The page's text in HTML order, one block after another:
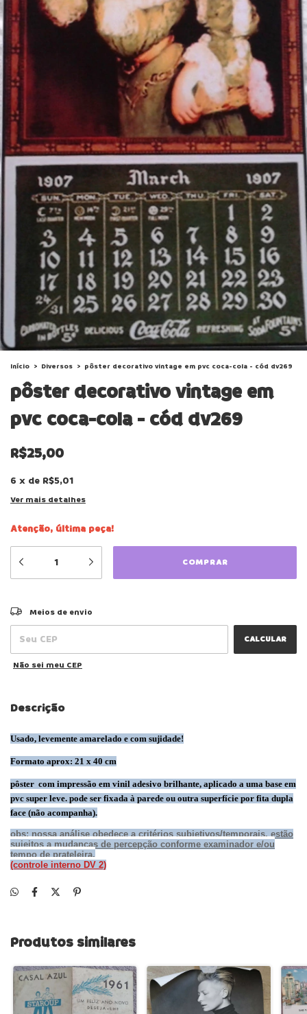
Início > Diversos > pôster decorativo vintage em pvc coca-cola - cód dv269
pôster decorativo vintage em
pvc coca-cola - cód dv269
R$25,00
6 x de R$5,01
Ver mais detalhes
Atenção, última peça!
Entregas para o CEP:
Meios de envio
CALCULAR
Não sei meu CEP
Descrição
Usado, levemente amarelado e com sujidade!
Formato aprox: 21 x 40 cm
pôster com impressão em vinil adesivo brilhante, aplicado a uma base em
pvc super leve. pode ser fixada à parede ou outra superfície por fita dupla
face (não acompanha).
obs: nossa análise obedece a critérios subjetivos/temporais. estão
sujeitos a mudanças de percepção conforme examinador e/ou
tempo de prateleira.
(controle interno DV 2)
Produtos similares